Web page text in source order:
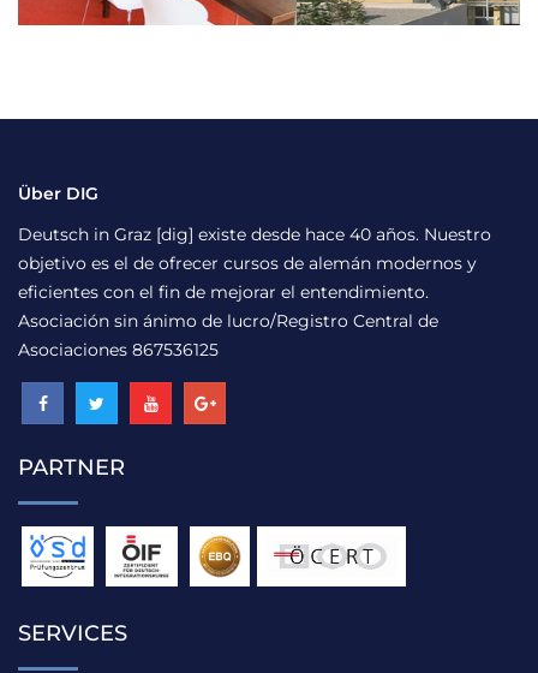
Über DIG
Deutsch in Graz [dig] existe desde hace 40 años. Nuestro
objetivo es el de ofrecer cursos de alemán modernos y
eficientes con el fin de mejorar el entendimiento.
Asociación sin ánimo de lucro/Registro Central de
Asociaciones 867536125
PARTNER
SERVICES